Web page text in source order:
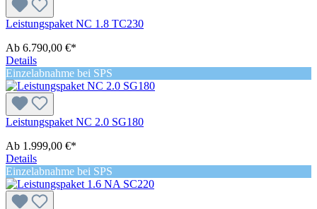
Leistungspaket NC 1.8 TC230
Ab 6.790,00 €*
Details
Einzelabnahme bei SPS
Leistungspaket NC 2.0 SG180
Ab 1.999,00 €*
Details
Einzelabnahme bei SPS